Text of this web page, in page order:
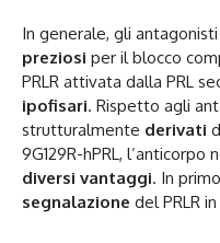
In generale, gli antagonisti
preziosi per il blocco
PRLR attivata dalla PRL
ipofisari. Rispetto agli
strutturalmente derivati
9G129R-hPRL,
diversi vantaggi. In
segnalazione del PRLR